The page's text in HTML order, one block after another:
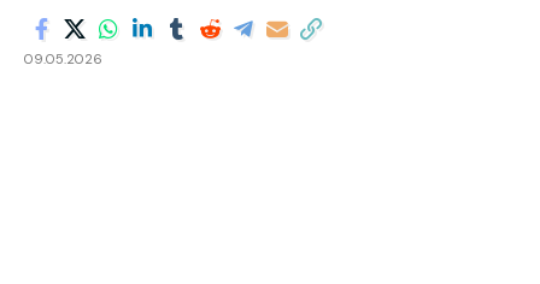
09.05.2026